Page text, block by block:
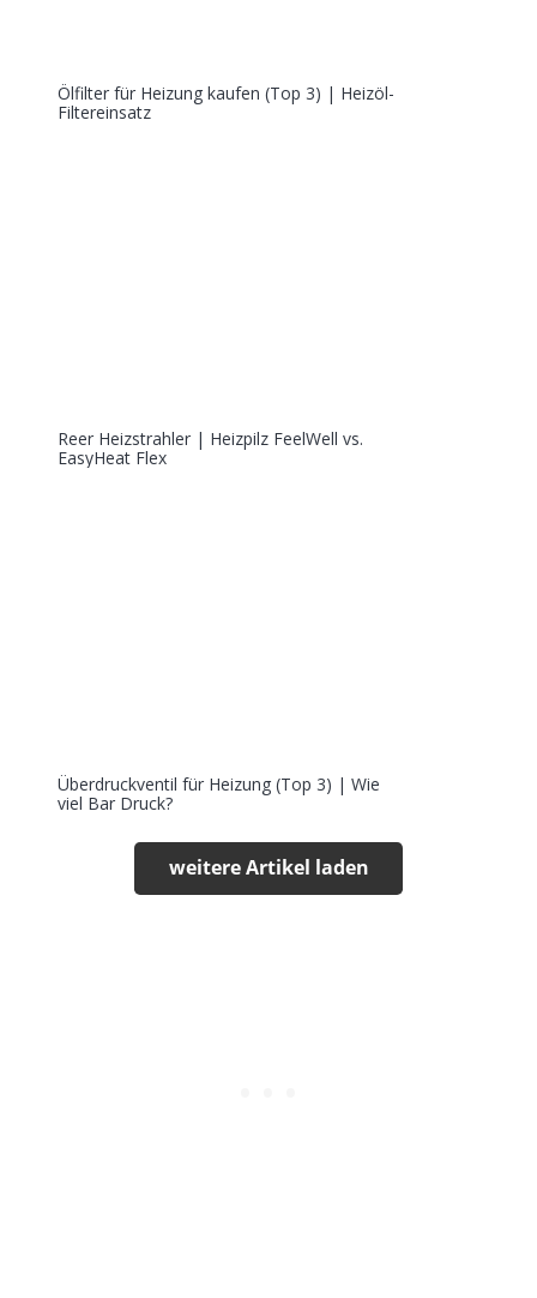
Ölfilter für Heizung kaufen (Top 3) | Heizöl-
Filtereinsatz
Reer Heizstrahler | Heizpilz FeelWell vs.
EasyHeat Flex
Überdruckventil für Heizung (Top 3) | Wie
viel Bar Druck?
weitere Artikel laden